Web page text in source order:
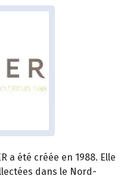
a été créée en 1988. Elle
dans le Nord-